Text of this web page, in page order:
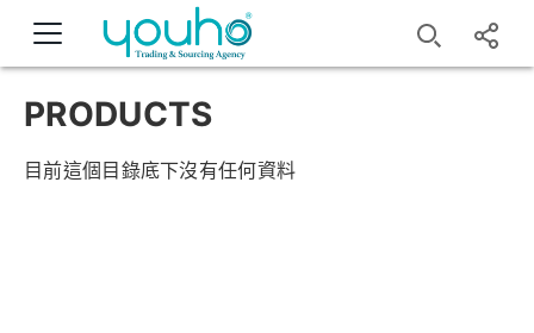
PRODUCTS
目前這個目錄底下沒有任何資料